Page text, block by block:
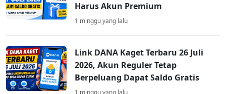
Harus Akun Premium
1 minggu yang lalu
Link DANA Kaget Terbaru 26 Juli
2026, Akun Reguler Tetap
Berpeluang Dapat Saldo Gratis